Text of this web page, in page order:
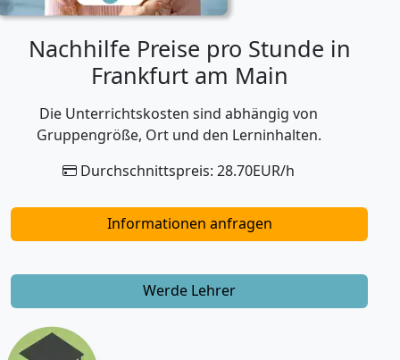
Nachhilfe Preise pro Stunde in
Frankfurt am Main
Die Unterrichtskosten sind abhängig von
Gruppengröße, Ort und den Lerninhalten.
Durchschnittspreis: 28.70EUR/h
Informationen anfragen
Werde Lehrer